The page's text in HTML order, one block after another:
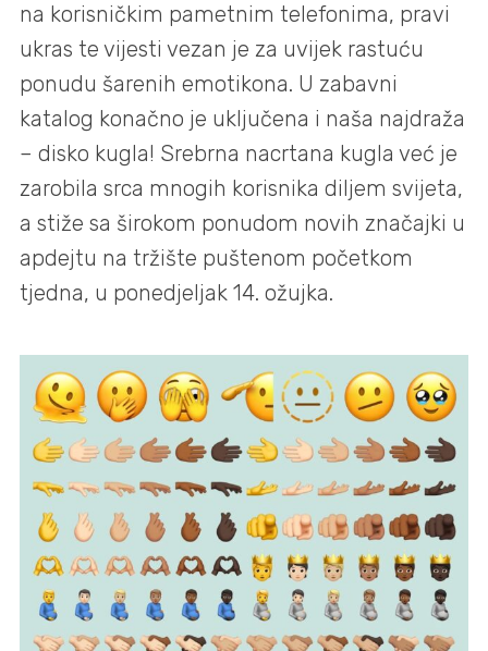
na korisničkim pametnim telefonima, pravi
ukras te vijesti vezan je za uvijek rastuću
ponudu šarenih emotikona. U zabavni
katalog konačno je uključena i naša najdraža
– disko kugla! Srebrna nacrtana kugla već je
zarobila srca mnogih korisnika diljem svijeta,
a stiže sa širokom ponudom novih značajki u
apdejtu na tržište puštenom početkom
tjedna, u ponedjeljak 14. ožujka.